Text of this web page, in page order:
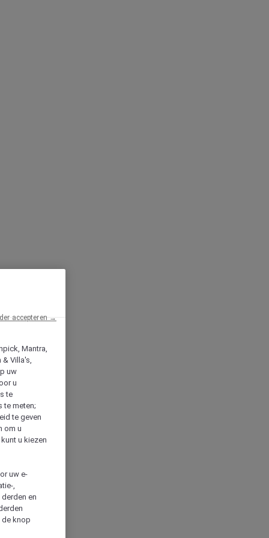
Mantra,
& Villa's,
uw
u
te
te meten;
te geven
om u
u kiezen
uw e-
,
en
de knop
accepteren →